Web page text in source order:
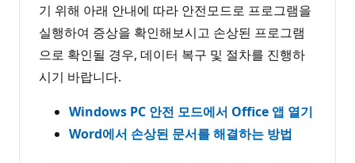
기 위해 아래 안내에 따라 안전모드로 프로그램을
실행하여 증상을 확인해보시고 손상된 프로그램
으로 확인될 경우, 데이터 복구 및 절차를 진행하
시기 바랍니다.
Windows PC 안전 모드에서 Office 앱 열기
Word에서 손상된 문서를 해결하는 방법